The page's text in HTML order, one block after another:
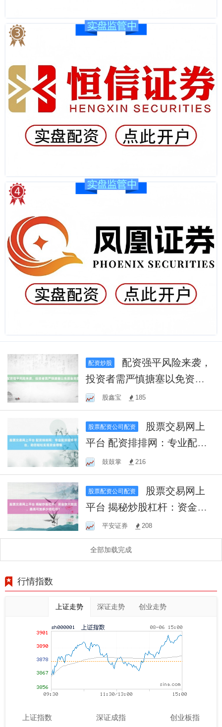
配资炒股
投资者需严慎搪塞以免资金
受损股鑫宝 185
股票配资公司配资
平台 配资排排网：专业配资
服务平台，助您轻松实现资
金增值
鼓鼓掌 216
股票配资公司配资
平台 揭秘炒股杠杆：资金放
大效应，最高可加多少倍杠
杆？
平安证券 208
全部加载完成
行情指数
上证走势 深证走势 创业走势
上证指数 深证成指 创业板指